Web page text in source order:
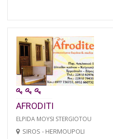
AFRODITI
ELPIDA MOYSI STERGIOTOU
SIROS - HERMOUPOLI